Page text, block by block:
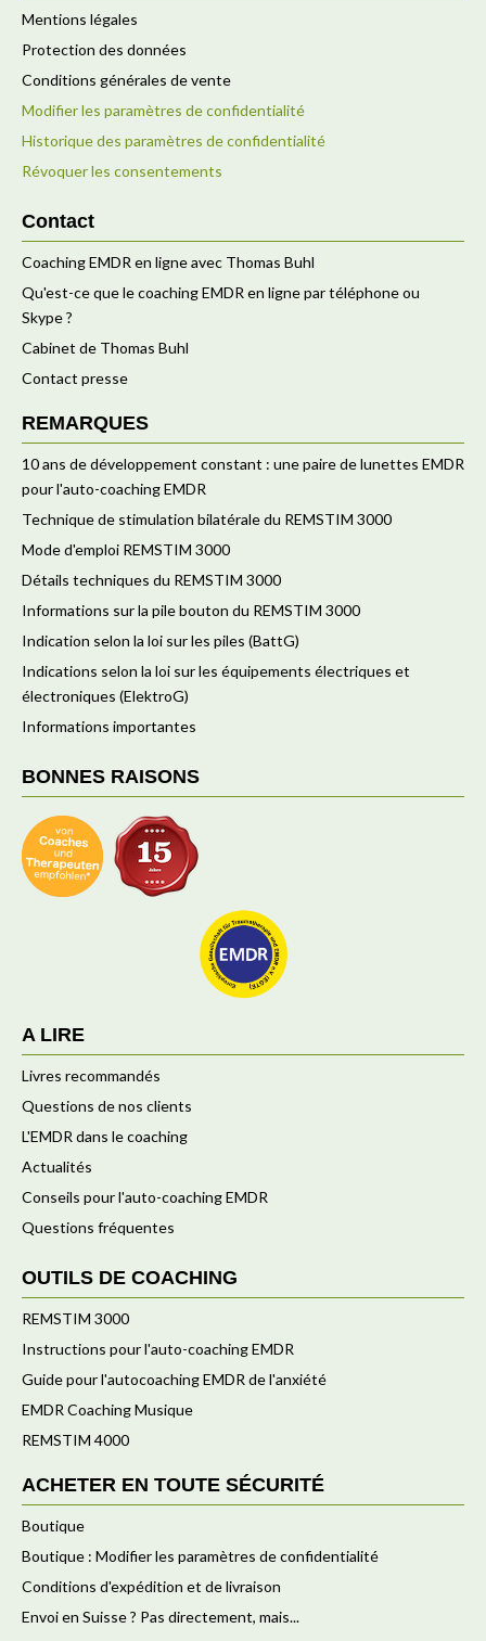
Mentions légales
Protection des données
Conditions générales de vente
Modifier les paramètres de confidentialité
Historique des paramètres de confidentialité
Révoquer les consentements
Contact
Coaching EMDR en ligne avec Thomas Buhl
Qu'est-ce que le coaching EMDR en ligne par téléphone ou
Skype ?
Cabinet de Thomas Buhl
Contact presse
REMARQUES
10 ans de développement constant : une paire de lunettes EMDR
pour l'auto-coaching EMDR
Technique de stimulation bilatérale du REMSTIM 3000
Mode d'emploi REMSTIM 3000
Détails techniques du REMSTIM 3000
Informations sur la pile bouton du REMSTIM 3000
Indication selon la loi sur les piles (BattG)
Indications selon la loi sur les équipements électriques et
électroniques (ElektroG)
Informations importantes
BONNES RAISONS
A LIRE
Livres recommandés
Questions de nos clients
L'EMDR dans le coaching
Actualités
Conseils pour l'auto-coaching EMDR
Questions fréquentes
OUTILS DE COACHING
REMSTIM 3000
Instructions pour l'auto-coaching EMDR
Guide pour l'autocoaching EMDR de l'anxiété
EMDR Coaching Musique
REMSTIM 4000
ACHETER EN TOUTE SÉCURITÉ
Boutique
Boutique : Modifier les paramètres de confidentialité
Conditions d'expédition et de livraison
Envoi en Suisse ? Pas directement, mais...